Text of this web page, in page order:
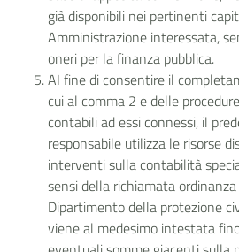
già disponibili nei pertinenti
Amministrazione interessata,
oneri per la finanza pubblica.
AI fine di consentire il
cui al comma 2 e delle
contabili ad essi connessi, il
responsabile utilizza le risorse
interventi sulla contabilità
sensi della richiamata
Dipartimento della protezione
viene al medesimo intestata